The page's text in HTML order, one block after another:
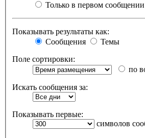
Только в первом
Показывать результаты как:
Сообщения
Темы
Поле сортировки:
по
Искать сообщения за:
Показывать первые:
символов